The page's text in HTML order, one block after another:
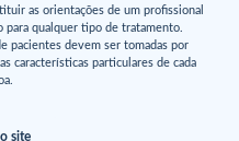
as orientações de um profissional
para qualquer tipo de tratamento.
pacientes devem ser tomadas por
características particulares de cada
site